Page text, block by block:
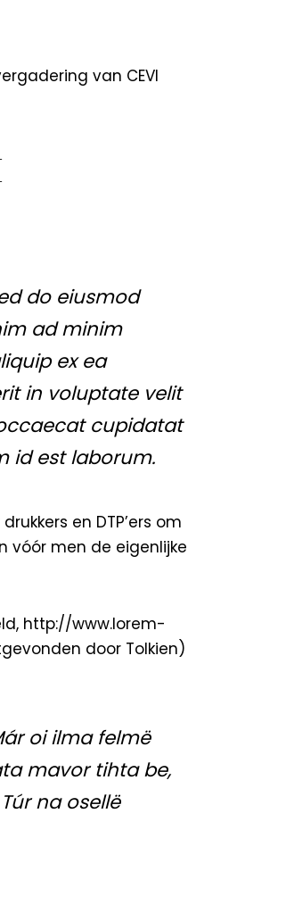
van CEVI
do eiusmod
ad minim
ex ea
in voluptate velit
cupidatat
id est laborum.
en DTP’ers om
vóór men de eigenlijke
http://www.lorem-
door Tolkien)
oi ilma felmë
mavor tihta be,
na osellë